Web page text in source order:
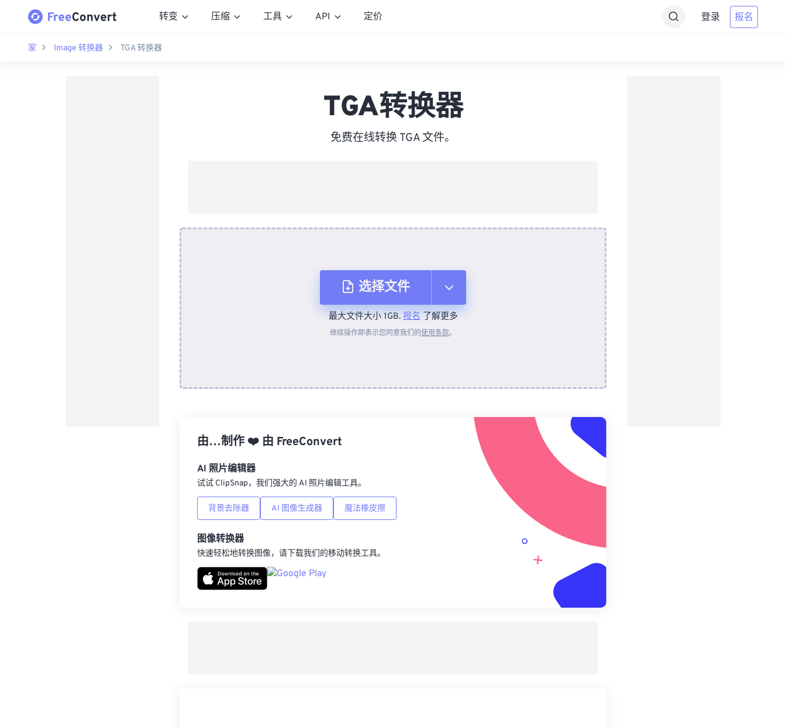
转变 压缩 工具 API 定价 登录 报名
家 Image 转换器 TGA 转换器
TGA转换器
免费在线转换 TGA 文件。
选择文件
从设备
来自网址
最大文件大小 1GB.报名了解更多
继续操作即表示您同意我们的使用条款。
由…制作 ❤️ 由 FreeConvert
AI 照片编辑器
试试 ClipSnap，我们强大的 AI 照片编辑工具。
背景去除器 AI 图像生成器 魔法橡皮擦
图像转换器
快速轻松地转换图像，请下载我们的移动转换工具。